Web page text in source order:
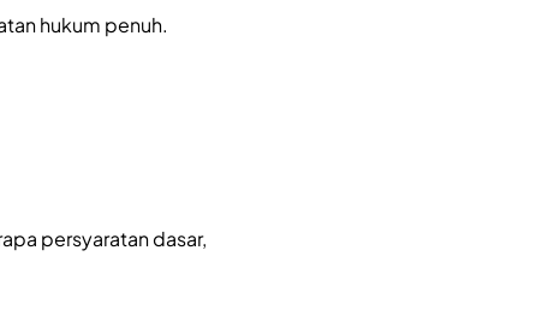
hukum penuh.
persyaratan dasar,